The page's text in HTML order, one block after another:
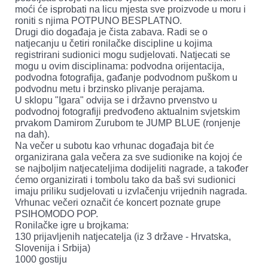
moći će isprobati na licu mjesta sve proizvode u moru i
roniti s njima POTPUNO BESPLATNO.
Drugi dio događaja je čista zabava. Radi se o
natjecanju u četiri ronilačke discipline u kojima
registrirani sudionici mogu sudjelovati. Natjecati se
mogu u ovim disciplinama: podvodna orijentacija,
podvodna fotografija, gađanje podvodnom puškom u
podvodnu metu i brzinsko plivanje perajama.
U sklopu "Igara" odvija se i državno prvenstvo u
podvodnoj fotografiji predvođeno aktualnim svjetskim
prvakom Damirom Zurubom te JUMP BLUE (ronjenje
na dah).
Na večer u subotu kao vrhunac događaja bit će
organizirana gala večera za sve sudionike na kojoj će
se najboljim natjecateljima dodijeliti nagrade, a također
ćemo organizirati i tombolu tako da baš svi sudionici
imaju priliku sudjelovati u izvlačenju vrijednih nagrada.
Vrhunac večeri označit će koncert poznate grupe
PSIHOMODO POP.
Ronilačke igre u brojkama:
130 prijavljenih natjecatelja (iz 3 države - Hrvatska,
Slovenija i Srbija)
1000 gostiju